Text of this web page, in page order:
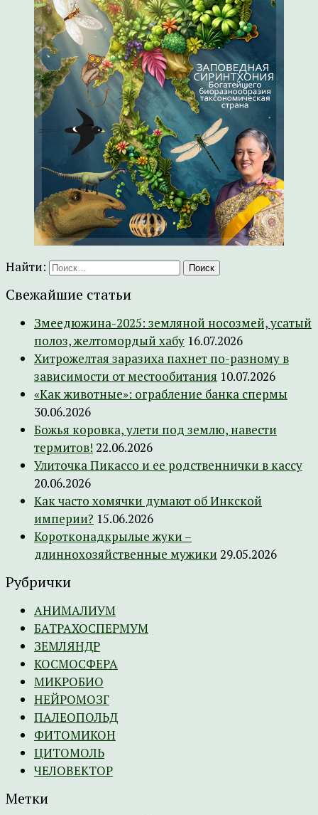
Найти:
Свежайшие статьи
Змеедюжина-2025: земляной носозмей, усатый
полоз, желтомордый хабу 16.07.2026
Хитрожелтая заразиха пахнет по-разному в
зависимости от местообитания 10.07.2026
«Как животные»: ограбление банка спермы
30.06.2026
Божья коровка, улети под землю, навести
термитов! 22.06.2026
Улиточка Пикассо и ее родственнички в кассу
20.06.2026
Как часто хомячки думают об Инкской
империи? 15.06.2026
Коротконадкрылые жуки –
длиннохозяйственные мужики 29.05.2026
Рубрички
АНИМАЛИУМ
БАТРАХОСПЕРМУМ
ЗЕМЛЯНДР
КОСМОСФЕРА
МИКРОБИО
НЕЙРОМОЗГ
ПАЛЕОПОЛЬД
ФИТОМИКОН
ЦИТОМОЛЬ
ЧЕЛОВЕКТОР
Метки